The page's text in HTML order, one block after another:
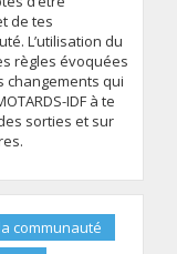
de tes
L’utilisation du
règles évoquées
changements qui
IDF à te
sorties et sur